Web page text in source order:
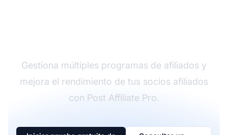
Gestiona múltiples programas de afiliados y
mejora el rendimiento de tus socios afiliados
con Post Affiliate Pro.